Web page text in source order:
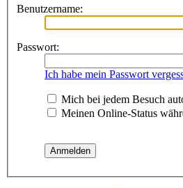
Benutzername:
Passwort:
Ich habe mein Passwort
Mich bei jedem Besuch
Meinen Online-Status